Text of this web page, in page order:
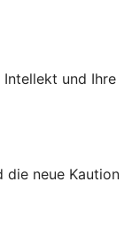
Intellekt und Ihre
die neue Kaution